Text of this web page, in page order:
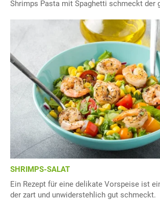
Shrimps Pasta mit Spaghetti schmeckt der
SHRIMPS-SALAT
Ein Rezept für eine delikate Vorspeise ist
der zart und unwiderstehlich gut schmeckt.